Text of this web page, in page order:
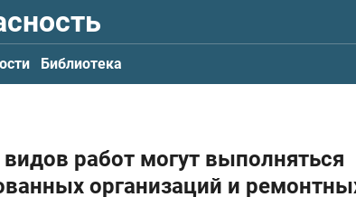
Библиотека
работ могут выполняться
организаций и